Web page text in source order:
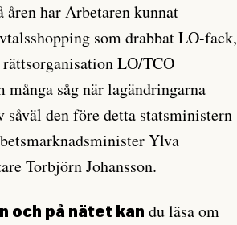
åren har Arbetaren kunnat
som drabbat LO­-fack,
LO/TCO
såg när lagändringarna
såväl den före detta statsministern
Ylva
Torbjörn Johansson.
och på nätet kan du läsa om